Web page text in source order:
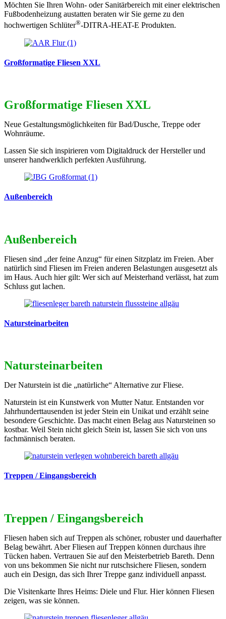
Möchten Sie Ihren Wohn- oder Sanitärbereich mit einer elektrischen
Fußbodenheizung austatten beraten wir Sie gerne zu den
hochwertigen Schlüter®-DITRA-HEAT-E Produkten.
Großformatige Fliesen XXL
Großformatige Fliesen XXL
Neue Gestaltungsmöglichkeiten für Bad/Dusche, Treppe oder
Wohnräume.
Lassen Sie sich inspirieren vom Digitaldruck der Hersteller und
unserer handwerklich perfekten Ausführung.
Außenbereich
Außenbereich
Fliesen sind „der feine Anzug“ für einen Sitzplatz im Freien. Aber
natürlich sind Fliesen im Freien anderen Belastungen ausgesetzt als
im Haus. Auch hier gilt: Wer sich auf Meisterhand verlässt, hat zum
Schluss gut lachen.
Natursteinarbeiten
Natursteinarbeiten
Der Naturstein ist die „natürliche“ Alternative zur Fliese.
Naturstein ist ein Kunstwerk von Mutter Natur. Entstanden vor
Jahrhunderttausenden ist jeder Stein ein Unikat und erzählt seine
besondere Geschichte. Das macht einen Belag aus Natursteinen so
kostbar. Weil Stein nicht gleich Stein ist, lassen Sie sich von uns
fachmännisch beraten.
Treppen / Eingangsbereich
Treppen / Eingangsbereich
Fliesen haben sich auf Treppen als schöner, robuster und dauerhafter
Belag bewährt. Aber Fliesen auf Treppen können durchaus ihre
Tücken haben. Vertrauen Sie auf den Meisterbetrieb Bareth. Denn
von uns bekommen Sie nicht nur rutschsichere Fliesen, sondern
auch ein Design, das sich Ihrer Treppe ganz individuell anpasst.
Die Visitenkarte Ihres Heims: Diele und Flur. Hier können Fliesen
zeigen, was sie können.